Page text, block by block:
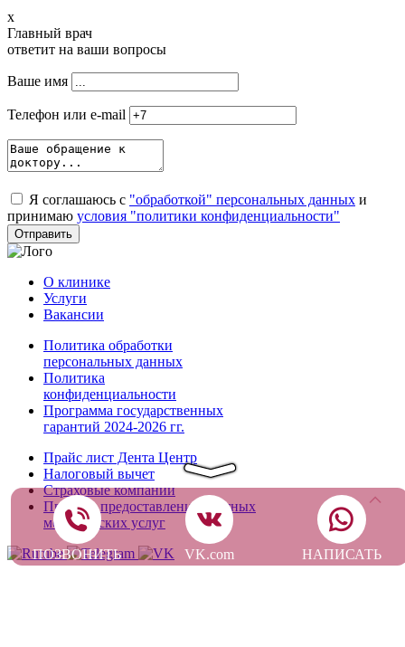
x
Главный врач
ответит на ваши вопросы
Ваше имя
Телефон или e-mail
Я соглашаюсь с "обработкой" персональных данных и
принимаю условия "политики конфиденциальности"
О клинике
Услуги
Вакансии
Политика обработки
персональных данных
Политика
конфиденциальности
Программа государственных
гарантий 2024-2026 гг.
Прайс лист Дента Центр
Налоговый вычет
Страховые компании
Правила предоставления платных
медицинских услуг
ПОЗВОНИТЬ VK.com НАПИСАТЬ